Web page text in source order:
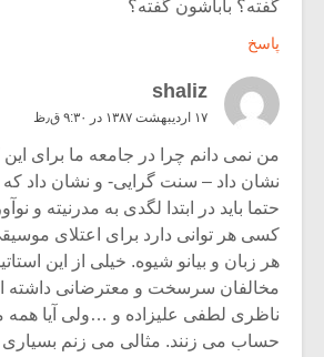
گفته؟ باباشون گفته؟
پاسخ
shaliz
۱۷ اردیبهشت ۱۳۸۷ در ۹:۳۰ ق٫ظ
من نمی دانم چرا در جامعه ما برای این
نشان داد – سنت گرایی- و نشان داد که
حتما باید در ابتدا لگدی به مدرنیته و
کسی هر توانی دارد برای اعتلای موسیقی
هر زبان و بیانو شیوه. خیلی از این
مخالفان سرسخت و معترضانی داشته
ناظری لطفی علیزاده و …ولی آیا
حساب می زنند. مثالی می زنم بسیاری